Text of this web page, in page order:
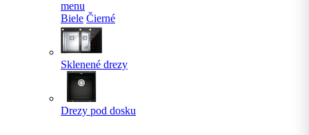
menu
Biele Čierné
Sklenené drezy
Drezy pod dosku